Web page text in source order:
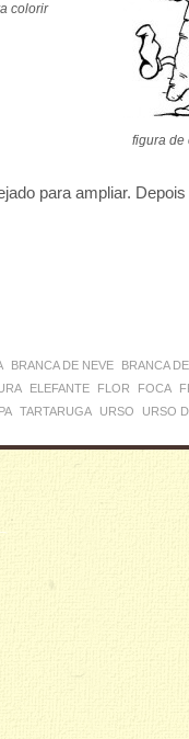
colorir
figura de
para ampliar.
BRANCA DE NEVE
BRANCA
ELEFANTE FLOR FOCA
TARTARUGA URSO URSO